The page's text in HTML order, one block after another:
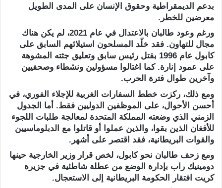
بدعم الديمقراطية وحقوق الإنسان على المدى الطويل
معرضين للخطر.
ورغم وعود طالبان بالاعتدال في عام 2021، لم يكن هناك
مجال للتهاون. فقد خلّد المسلحون استيلائهم السابق على
كابول عام 1996 بقتل رئيس سابق وتعليق جثته المشوهة
على عمود إنارة. كما اغتالوا مسؤولين ونشطاء وصحفيين
وآخرين طوال فترة الحرب.
ومع ذلك، ركزت خطط السفارات الغربية للإجلاء الفوري، في
أحسن الأحوال، على الموظفين الدوليين فقط. أما الجدول
الزمني الذي وضعته المملكة المتحدة لمعالجة طلبات اللجوء
للأفغان الذين بقوا، والذين عملوا أو قاتلوا مع الدبلوماسيين
والقوات البريطانية، فقد اقتصر على أشهر.
ومع زحف طالبان نحو كابول، لخص قرار وزير الخارجية حينها
دومينيك راب بإدارة الوضع من عطلة شاطئية في جزيرة
كريت افتقار الحكومة البريطانية إلى الاستعجال.